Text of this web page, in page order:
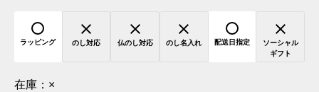
ラッピング のし対応 仏のし対応 のし名入れ 配送日指定
ソーシャル
ギフト
在庫： ×